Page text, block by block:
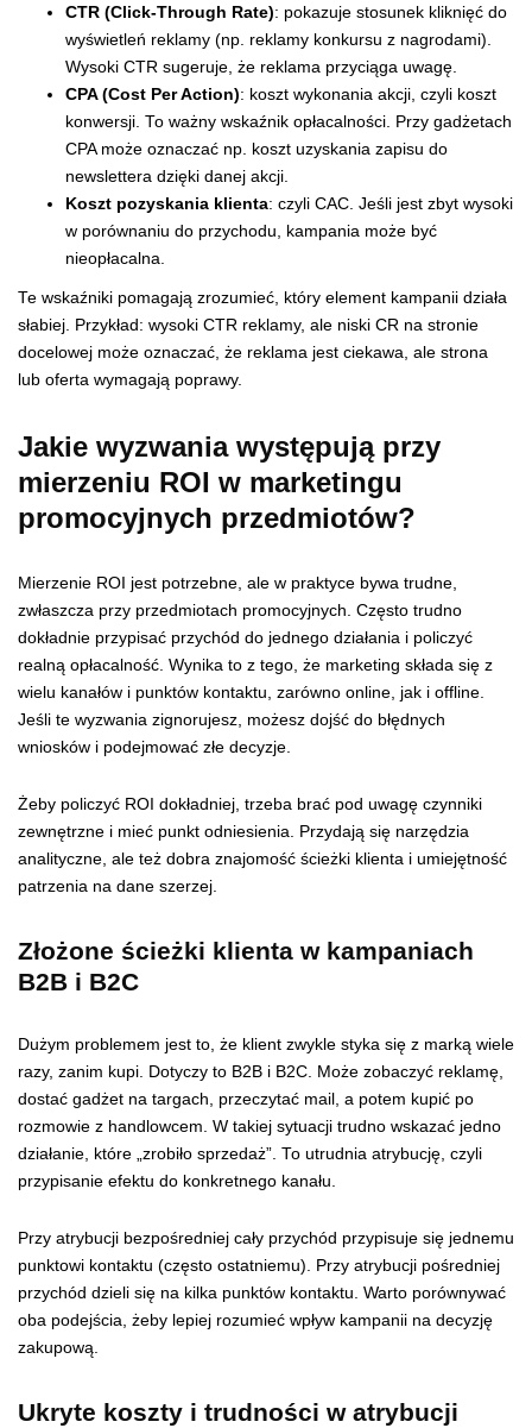
CTR (Click-Through Rate): pokazuje stosunek kliknięć do
wyświetleń reklamy (np. reklamy konkursu z nagrodami).
Wysoki CTR sugeruje, że reklama przyciąga uwagę.
CPA (Cost Per Action): koszt wykonania akcji, czyli koszt
konwersji. To ważny wskaźnik opłacalności. Przy gadżetach
CPA może oznaczać np. koszt uzyskania zapisu do
newslettera dzięki danej akcji.
Koszt pozyskania klienta: czyli CAC. Jeśli jest zbyt wysoki
w porównaniu do przychodu, kampania może być
nieopłacalna.
Te wskaźniki pomagają zrozumieć, który element kampanii działa
słabiej. Przykład: wysoki CTR reklamy, ale niski CR na stronie
docelowej może oznaczać, że reklama jest ciekawa, ale strona
lub oferta wymagają poprawy.
Jakie wyzwania występują przy
mierzeniu ROI w marketingu
promocyjnych przedmiotów?
Mierzenie ROI jest potrzebne, ale w praktyce bywa trudne,
zwłaszcza przy przedmiotach promocyjnych. Często trudno
dokładnie przypisać przychód do jednego działania i policzyć
realną opłacalność. Wynika to z tego, że marketing składa się z
wielu kanałów i punktów kontaktu, zarówno online, jak i offline.
Jeśli te wyzwania zignorujesz, możesz dojść do błędnych
wniosków i podejmować złe decyzje.
Żeby policzyć ROI dokładniej, trzeba brać pod uwagę czynniki
zewnętrzne i mieć punkt odniesienia. Przydają się narzędzia
analityczne, ale też dobra znajomość ścieżki klienta i umiejętność
patrzenia na dane szerzej.
Złożone ścieżki klienta w kampaniach
B2B i B2C
Dużym problemem jest to, że klient zwykle styka się z marką wiele
razy, zanim kupi. Dotyczy to B2B i B2C. Może zobaczyć reklamę,
dostać gadżet na targach, przeczytać mail, a potem kupić po
rozmowie z handlowcem. W takiej sytuacji trudno wskazać jedno
działanie, które „zrobiło sprzedaż”. To utrudnia atrybucję, czyli
przypisanie efektu do konkretnego kanału.
Przy atrybucji bezpośredniej cały przychód przypisuje się jednemu
punktowi kontaktu (często ostatniemu). Przy atrybucji pośredniej
przychód dzieli się na kilka punktów kontaktu. Warto porównywać
oba podejścia, żeby lepiej rozumieć wpływ kampanii na decyzję
zakupową.
Ukryte koszty i trudności w atrybucji